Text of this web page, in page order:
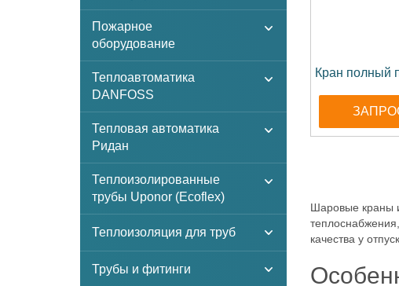
Пожарное
оборудование
Теплоавтоматика
DANFOSS
Тепловая автоматика
Ридан
Теплоизолированные
трубы Uponor (Ecoflex)
Теплоизоляция для труб
Трубы и фитинги
Кран полный
Шаровые краны
качества у